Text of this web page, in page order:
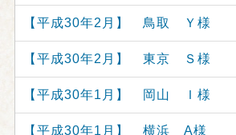
【平成30年2月】 鳥取 Ｙ様
【平成30年2月】 東京 Ｓ様
【平成30年1月】 岡山 Ｉ様
【平成30年1月】 横浜 A様